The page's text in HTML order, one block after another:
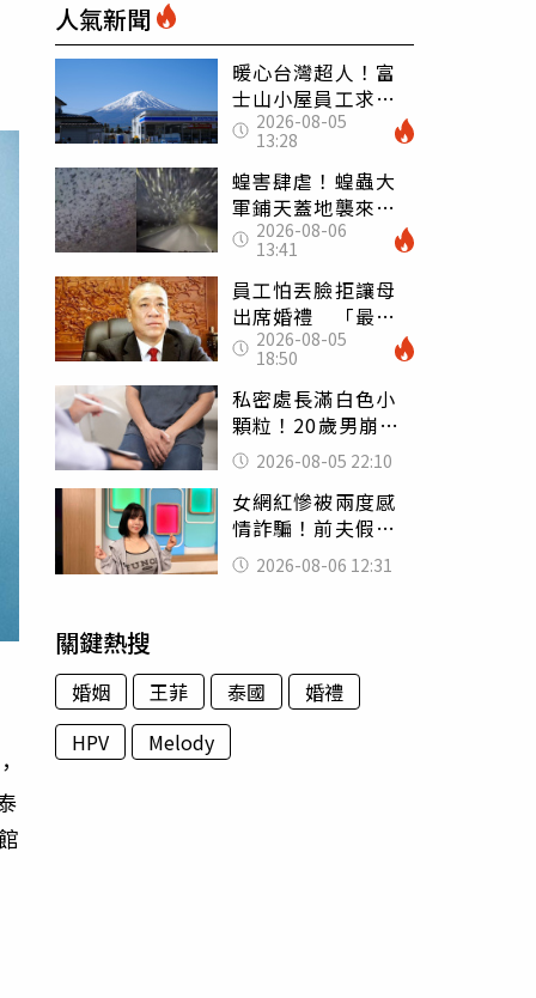
人氣新聞
暖心台灣超人！富
士山小屋員工求助
「想活下去」 山
友狂背物資上山：
台灣真的是寶島
2026-08-05
13:28
蝗害肆虐！蝗蟲大
軍鋪天蓋地襲來宛
如末日 網驚：聖
經十災
2026-08-06
13:41
員工怕丟臉拒讓母
出席婚禮 「最愛
發錢老闆」震怒開
除：我看不起你
2026-08-05
18:50
私密處長滿白色小
顆粒！20歲男崩潰
求診 醫曝5大真相
別再誤會
2026-08-05 22:10
女網紅慘被兩度感
情詐騙！前夫假割
頸詐光200萬再遇假
富商「養套殺2000
2026-08-06 12:31
關鍵熱搜
婚姻 王菲 泰國
婚禮
HPV
Melody